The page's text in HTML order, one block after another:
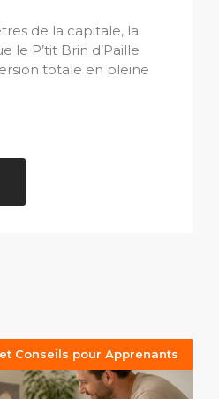
de la capitale, la
le P’tit Brin d’Paille
totale en pleine
Conseils pour Apprenants